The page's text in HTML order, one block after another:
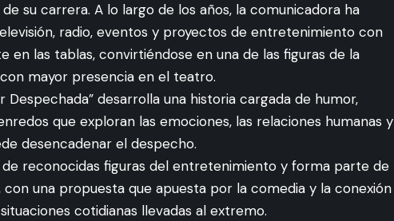
su carrera. A lo largo de los años, la comunicadora ha
radio, eventos y proyectos de entretenimiento con
en las tablas, convirtiéndose en una de las figuras de la
mayor presencia en el teatro.
Despechada” desarrolla una historia cargada de humor,
que exploran las emociones, las relaciones humanas y
desencadenar el despecho.
reconocidas figuras del entretenimiento y forma parte de
una propuesta que apuesta por la comedia y la conexión
cotidianas llevadas al extremo.